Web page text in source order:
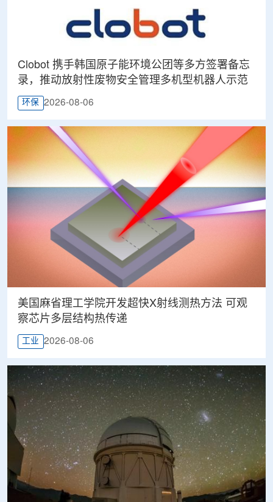
Clobot 携手韩国原子能环境公团等多方签署备忘
录，推动放射性废物安全管理多机型机器人示范
环保 2026-08-06
美国麻省理工学院开发超快X射线测热方法 可观
察芯片多层结构热传递
工业 2026-08-06